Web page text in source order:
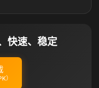
快速、稳定
）